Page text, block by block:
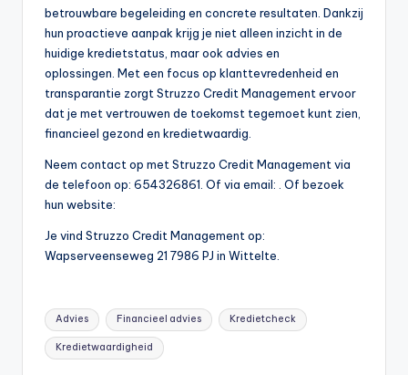
betrouwbare begeleiding en concrete resultaten. Dankzij
hun proactieve aanpak krijg je niet alleen inzicht in de
huidige kredietstatus, maar ook advies en
oplossingen. Met een focus op klanttevredenheid en
transparantie zorgt Struzzo Credit Management ervoor
dat je met vertrouwen de toekomst tegemoet kunt zien,
financieel gezond en kredietwaardig.
Neem contact op met Struzzo Credit Management via
de telefoon op: 654326861. Of via email: . Of bezoek
hun website:
Je vind Struzzo Credit Management op:
Wapserveenseweg 21 7986 PJ in Wittelte.
Tags:
Advies Financieel advies Kredietcheck
Kredietwaardigheid